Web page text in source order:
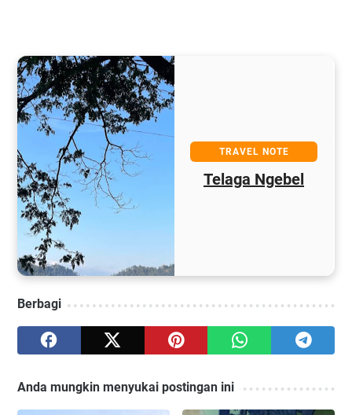
TRAVEL NOTE
Telaga Ngebel
Berbagi
Anda mungkin menyukai postingan ini